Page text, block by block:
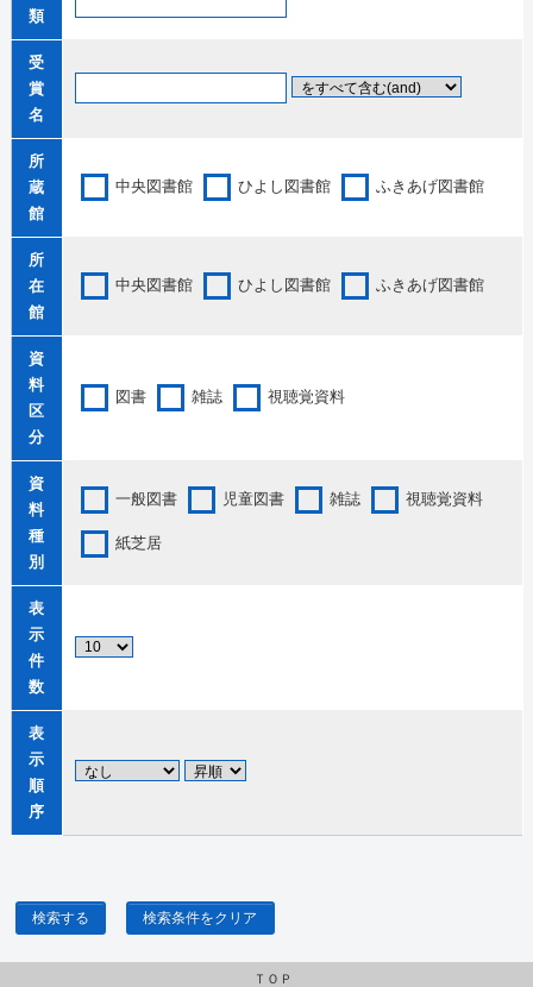
類
受
賞
名
所
蔵
館
中央図書館 ひよし図書館 ふきあげ図書館
所
在
館
中央図書館 ひよし図書館 ふきあげ図書館
資
料
区
分
図書 雑誌 視聴覚資料
資
料
種
別
一般図書 児童図書 雑誌 視聴覚資料
紙芝居
表
示
件
数
表
示
順
序
検索する 検索条件をクリア
ＴＯＰ